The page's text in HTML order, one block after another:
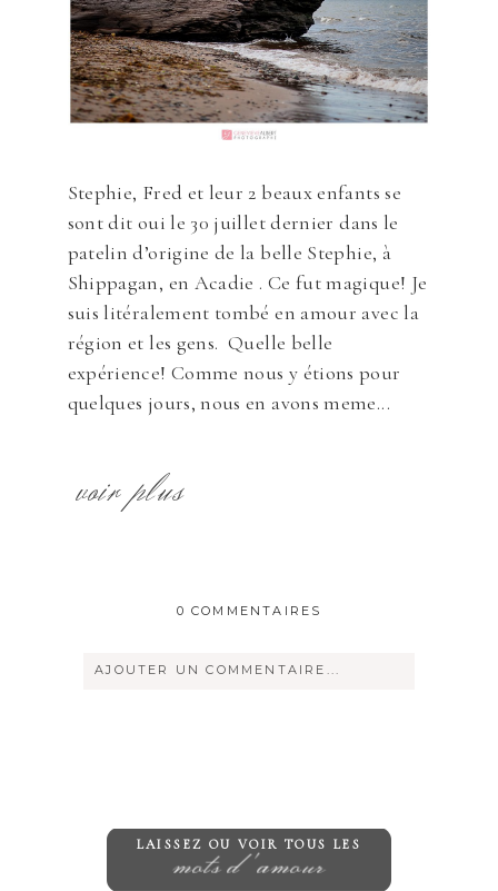
Stephie, Fred et leur 2 beaux enfants se
sont dit oui le 30 juillet dernier dans le
patelin d’origine de la belle Stephie, à
Shippagan, en Acadie . Ce fut magique! Je
suis litéralement tombé en amour avec la
région et les gens. Quelle belle
expérience! Comme nous y étions pour
quelques jours, nous en avons meme...
voir plus
0 COMMENTAIRES
AJOUTER UN COMMENTAIRE...
mots d'amour
LAISSEZ OU VOIR TOUS LES